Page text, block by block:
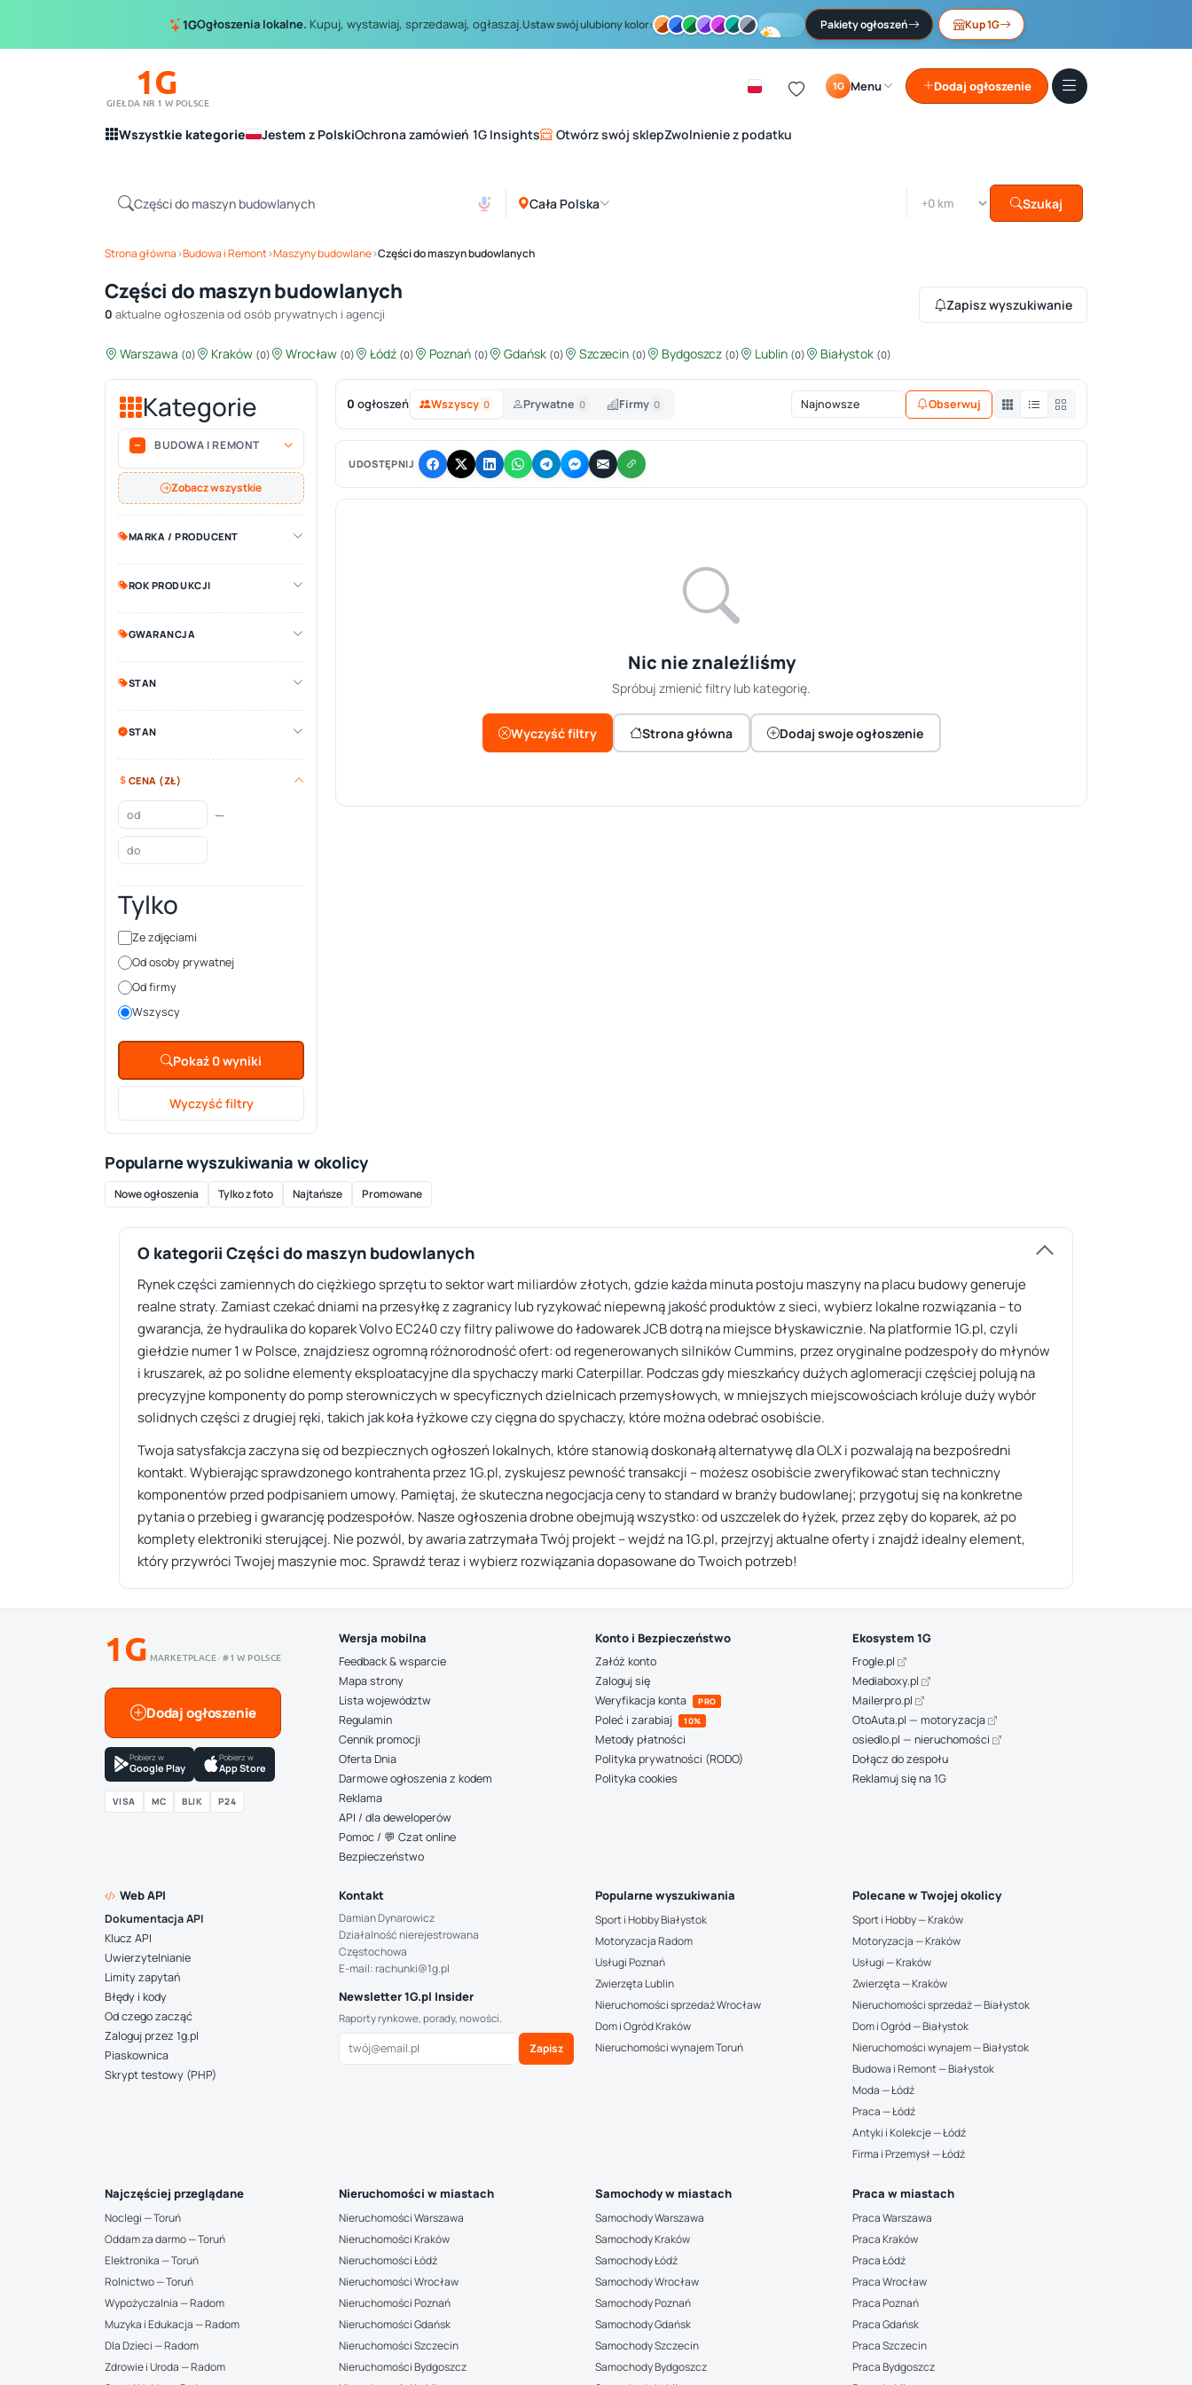
1GOgłoszenia lokalne. Kupuj, wystawiaj, sprzedawaj, ogłaszaj.Ustaw swój ulubiony kolor: Pakiety ogłoszeń Kup 1G
1G
GIEŁDA NR 1 W POLSCE
1G Menu Dodaj ogłoszenie
Wszystkie kategorie Jestem z PolskiOchrona zamówień 1G Insights Otwórz swój sklepZwolnienie z podatku
Cała Polska Szukaj
Strona główna›Budowa i Remont›Maszyny budowlane›Części do maszyn budowlanych
Części do maszyn budowlanych
0 aktualne ogłoszenia od osób prywatnych i agencji
Zapisz wyszukiwanie
Warszawa (0) Kraków (0) Wrocław (0) Łódź (0) Poznań (0) Gdańsk (0) Szczecin (0) Bydgoszcz (0) Lublin (0) Białystok (0)
Kategorie
BUDOWA I REMONT
Zobacz wszystkie
MARKA / PRODUCENT
ROK PRODUKCJI
GWARANCJA
STAN
STAN
CENA (ZŁ)
—
Tylko
Ze zdjęciami
Od osoby prywatnej
Od firmy
Wszyscy
Pokaż 0 wyniki
Wyczyść filtry
0 ogłoszeń Wszyscy 0 Prywatne 0 Firmy 0 Obserwuj
UDOSTĘPNIJ
Nic nie znaleźliśmy
Spróbuj zmienić filtry lub kategorię.
Wyczyść filtry Strona główna Dodaj swoje ogłoszenie
Popularne wyszukiwania w okolicy
Nowe ogłoszenia Tylko z foto Najtańsze Promowane
O kategorii Części do maszyn budowlanych
Rynek części zamiennych do ciężkiego sprzętu to sektor wart miliardów złotych, gdzie każda minuta postoju maszyny na placu budowy generuje
realne straty. Zamiast czekać dniami na przesyłkę z zagranicy lub ryzykować niepewną jakość produktów z sieci, wybierz lokalne rozwiązania – to
gwarancja, że hydraulika do koparek Volvo EC240 czy filtry paliwowe do ładowarek JCB dotrą na miejsce błyskawicznie. Na platformie 1G.pl, czyli
giełdzie numer 1 w Polsce, znajdziesz ogromną różnorodność ofert: od regenerowanych silników Cummins, przez oryginalne podzespoły do młynów
i kruszarek, aż po solidne elementy eksploatacyjne dla spychaczy marki Caterpillar. Podczas gdy mieszkańcy dużych aglomeracji częściej polują na
precyzyjne komponenty do pomp sterowniczych w specyficznych dzielnicach przemysłowych, w mniejszych miejscowościach króluje duży wybór
solidnych części z drugiej ręki, takich jak koła łyżkowe czy cięgna do spychaczy, które można odebrać osobiście.
Twoja satysfakcja zaczyna się od bezpiecznych ogłoszeń lokalnych, które stanowią doskonałą alternatywę dla OLX i pozwalają na bezpośredni
kontakt. Wybierając sprawdzonego kontrahenta przez 1G.pl, zyskujesz pewność transakcji – możesz osobiście zweryfikować stan techniczny
komponentów przed podpisaniem umowy. Pamiętaj, że skuteczna negocjacja ceny to standard w branży budowlanej; przygotuj się na konkretne
pytania o przebieg i gwarancję podzespołów. Nasze ogłoszenia drobne obejmują wszystko: od uszczelek do łyżek, przez zęby do koparek, aż po
komplety elektroniki sterującej. Nie pozwól, by awaria zatrzymała Twój projekt – wejdź na 1G.pl, przejrzyj aktualne oferty i znajdź idealny element,
który przywróci Twojej maszynie moc. Sprawdź teraz i wybierz rozwiązania dopasowane do Twoich potrzeb!
1G MARKETPLACE · #1 W POLSCE
Dodaj ogłoszenie
Pobierz w
Google Play
Pobierz w
App Store
VISA MC BLIK P24
Wersja mobilna
Feedback & wsparcie
Mapa strony
Lista województw
Regulamin
Cennik promocji
Oferta Dnia
Darmowe ogłoszenia z kodem
Reklama
API / dla deweloperów
Pomoc / 💬 Czat online
Bezpieczeństwo
Konto i Bezpieczeństwo
Załóż konto
Zaloguj się
Weryfikacja konta
PRO
Poleć i zarabiaj 10%
Metody płatności
Polityka prywatności (RODO)
Polityka cookies
Ekosystem 1G
Frogle.pl
Mediaboxy.pl
Mailerpro.pl
OtoAuta.pl — motoryzacja
osiedlo.pl — nieruchomości
Dołącz do zespołu
Reklamuj się na 1G
Web API
Dokumentacja API
Klucz API
Uwierzytelnianie
Limity zapytań
Błędy i kody
Od czego zacząć
Zaloguj przez 1g.pl
Piaskownica
Skrypt testowy (PHP)
Kontakt
Damian Dynarowicz
Działalność nierejestrowana
Częstochowa
E-mail: rachunki@1g.pl
Newsletter 1G.pl Insider
Raporty rynkowe, porady, nowości.
Zapisz
Popularne wyszukiwania
Sport i Hobby Białystok
Motoryzacja Radom
Usługi Poznań
Zwierzęta Lublin
Nieruchomości sprzedaż Wrocław
Dom i Ogród Kraków
Nieruchomości wynajem Toruń
Polecane w Twojej okolicy
Sport i Hobby — Kraków
Motoryzacja — Kraków
Usługi — Kraków
Zwierzęta — Kraków
Nieruchomości sprzedaż — Białystok
Dom i Ogród — Białystok
Nieruchomości wynajem — Białystok
Budowa i Remont — Białystok
Moda — Łódź
Praca — Łódź
Antyki i Kolekcje — Łódź
Firma i Przemysł — Łódź
Najczęściej przeglądane
Noclegi — Toruń
Oddam za darmo — Toruń
Elektronika — Toruń
Rolnictwo — Toruń
Wypożyczalnia — Radom
Muzyka i Edukacja — Radom
Dla Dzieci — Radom
Zdrowie i Uroda — Radom
Nieruchomości w miastach
Nieruchomości Warszawa
Nieruchomości Kraków
Nieruchomości Łódź
Nieruchomości Wrocław
Nieruchomości Poznań
Nieruchomości Gdańsk
Nieruchomości Szczecin
Nieruchomości Bydgoszcz
Samochody w miastach
Samochody Warszawa
Samochody Kraków
Samochody Łódź
Samochody Wrocław
Samochody Poznań
Samochody Gdańsk
Samochody Szczecin
Samochody Bydgoszcz
Praca w miastach
Praca Warszawa
Praca Kraków
Praca Łódź
Praca Wrocław
Praca Poznań
Praca Gdańsk
Praca Szczecin
Praca Bydgoszcz